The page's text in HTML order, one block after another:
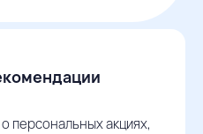
персональных акциях,